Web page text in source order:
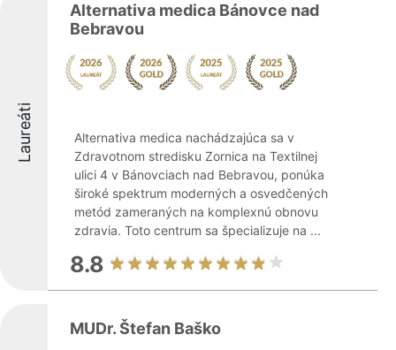
Laureáti
Alternativa medica Bánovce nad
Bebravou
Alternativa medica nachádzajúca sa v
Zdravotnom stredisku Zornica na Textilnej
ulici 4 v Bánovciach nad Bebravou, ponúka
široké spektrum moderných a osvedčených
metód zameraných na komplexnú obnovu
zdravia. Toto centrum sa špecializuje na ...
8.8
MUDr. Štefan Baško